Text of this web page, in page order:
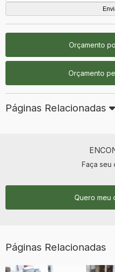
Orçamento
Orçamento
Páginas Relacionadas
Faça seu
Quero meu
Páginas Relacionadas